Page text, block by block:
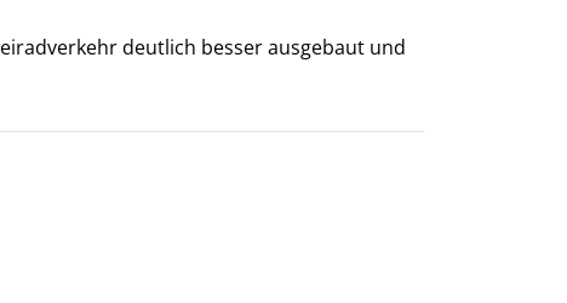
deutlich besser ausgebaut und